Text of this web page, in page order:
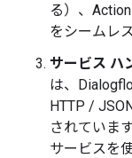
る）、
をシームレ
サービス ハ
は、
HTTP /
されていま
サービスを